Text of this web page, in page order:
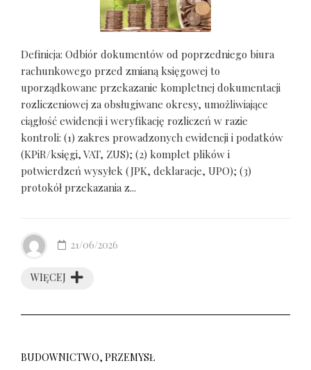
Definicja: Odbiór dokumentów od poprzedniego biura
rachunkowego przed zmianą księgowej to
uporządkowane przekazanie kompletnej dokumentacji
rozliczeniowej za obsługiwane okresy, umożliwiające
ciągłość ewidencji i weryfikację rozliczeń w razie
kontroli: (1) zakres prowadzonych ewidencji i podatków
(KPiR/księgi, VAT, ZUS); (2) komplet plików i
potwierdzeń wysyłek (JPK, deklaracje, UPO); (3)
protokół przekazania z...
WIĘCEJ
21/06/2026
BUDOWNICTWO, PRZEMYSŁ